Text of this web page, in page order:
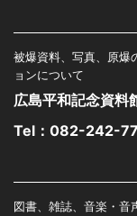
被爆資料、写真、原爆
ョンについて
広島平和記念資料
Tel： 082-242-
図書、雑誌、音楽・音